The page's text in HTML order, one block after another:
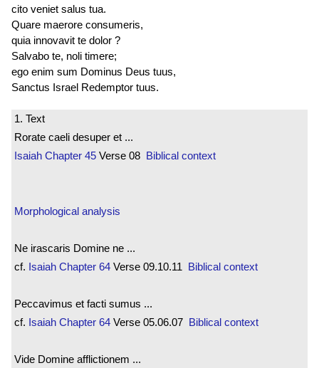
cito veniet salus tua.
Quare maerore consumeris,
quia innovavit te dolor ?
Salvabo te, noli timere;
ego enim sum Dominus Deus tuus,
Sanctus Israel Redemptor tuus.
1. Text
Rorate caeli desuper et ...
Isaiah Chapter 45 Verse 08 Biblical context
Morphological analysis
Ne irascaris Domine ne ...
cf. Isaiah Chapter 64 Verse 09.10.11 Biblical context
Peccavimus et facti sumus ...
cf. Isaiah Chapter 64 Verse 05.06.07 Biblical context
Vide Domine afflictionem ...